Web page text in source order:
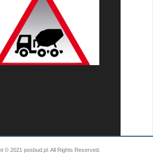
© 2021 posbud.pl. All Rights Reserved.